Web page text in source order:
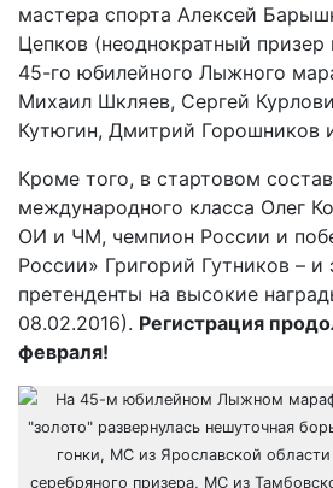
мастера спорта Алексей
Цепков (неоднократный призер
45-го юбилейного Лыжного
Михаил Шкляев, Сергей
Кутюгин, Дмитрий Горошников
Кроме того, в стартовом
международного класса Олег
ОИ и ЧМ, чемпион России и
России» Григорий Гутников – и
претенденты на высокие
08.02.2016). Регистрация
февраля!